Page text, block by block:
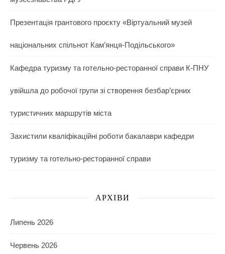
Презентація грантового проєкту «Віртуальний музей
національних спільнот Кам’янця-Подільського»
Кафедра туризму та готельно-ресторанної справи К-ПНУ
увійшла до робочої групи зі створення безбар’єрних
туристичних маршрутів міста
Захистили кваліфікаційні роботи бакалаври кафедри
туризму та готельно-ресторанної справи
АРХІВИ
Липень 2026
Червень 2026